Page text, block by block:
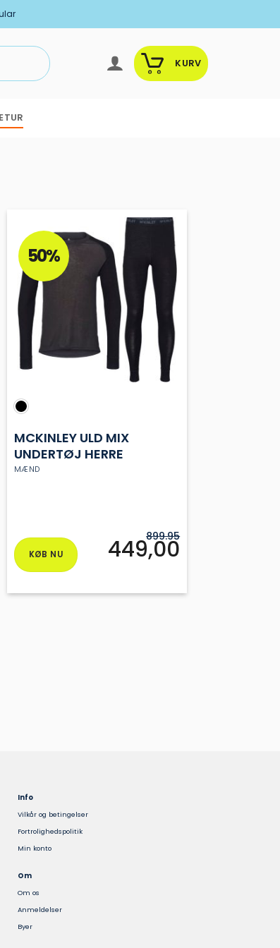
KURV
50%
MÆND
MCKINLEY ULD MIX
UNDERTØJ HERRE
KØB NU
Dette
har
899.95
449,00
Info
Vilkår og betingelser
Fortrolighedspolitik
Min konto
Om
Om os
Anmeldelser
Byer